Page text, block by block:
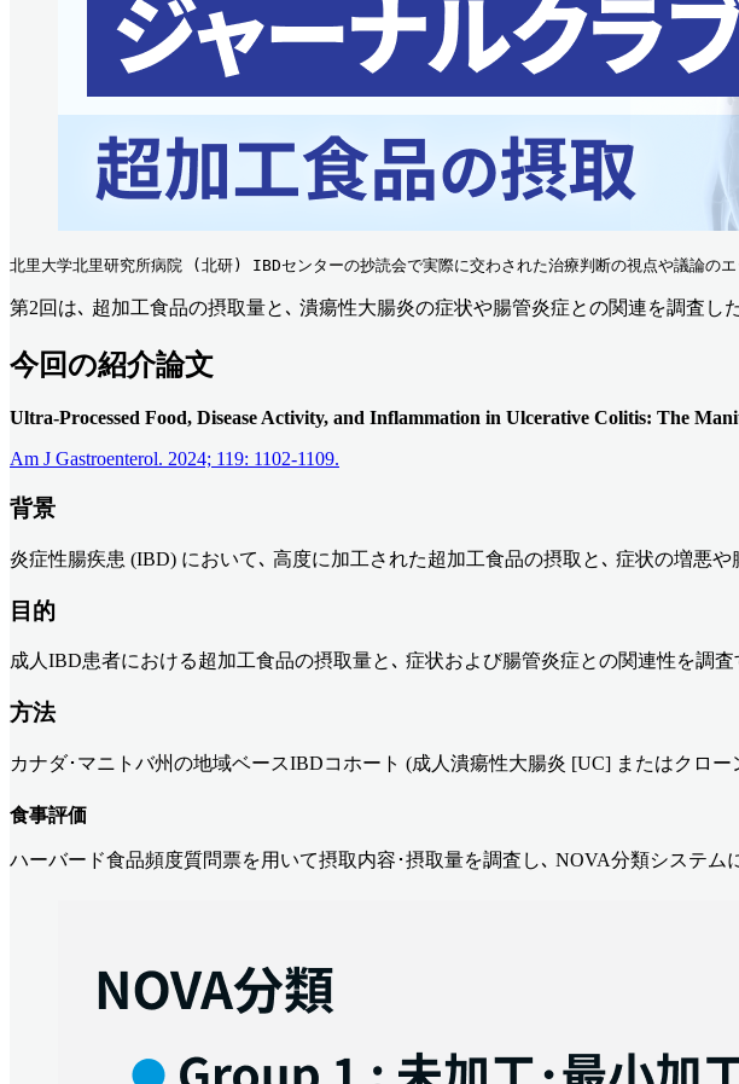
北里大学北里研究所病院 (北研) IBDセンターの抄読会で実際に交わされた治療判断の視点や議論の
第2回は､ 超加工食品の摂取量と､ 潰瘍性大腸炎の症状や腸管炎症との関連を調査し
今回の紹介論文
Ultra-Processed Food, Disease Activity, and Inflammation in Ulcerative Colitis: The
Am J Gastroenterol. 2024; 119: 1102-1109.
背景
炎症性腸疾患 (IBD) において､ 高度に加工された超加工食品の摂取と､ 症状の増悪
目的
成人IBD患者における超加工食品の摂取量と､ 症状および腸管炎症との関連性を調査
方法
カナダ･マニトバ州の地域ベースIBDコホート (成人潰瘍性大腸炎 [UC] またはクロ
食事評価
ハーバード食品頻度質問票を用いて摂取内容･摂取量を調査し､ NOVA分類システム